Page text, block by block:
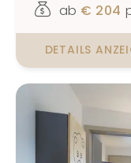
ab € 204
DETAILS